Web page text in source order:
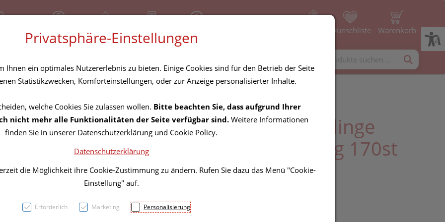
Geschlossen Über uns Rezept-Anfrage Wunschliste Warenkorb
Chlorella Bio Presslinge
Planta Natur 400mg 170st
23,– EUR
Privatsphäre-Einstellungen
Ihnen ein optimales Nutzererlebnis zu bieten. Einige Cookies sind für den Betrieb der Seite
Statistikzwecken, Komforteinstellungen, oder zur Anzeige personalisierter Inhalte.
welche Cookies Sie zulassen wollen. Bitte beachten Sie, dass aufgrund Ihrer
nicht mehr alle Funktionalitäten der Seite verfügbar sind. Weitere Informationen
finden Sie in unserer Datenschutzerklärung und Cookie Policy.
Datenschutzerklärung
die Möglichkeit ihre Cookie-Zustimmung zu ändern. Rufen Sie dazu das Menü "Cookie-
Einstellung" auf.
Erforderlich Marketing Personalisierung